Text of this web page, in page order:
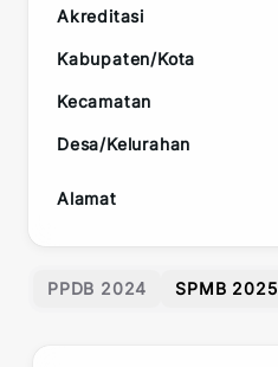
Akreditasi
Kabupaten/Kota
Kecamatan
Desa/Kelurahan
Alamat
PPDB 2024 SPMB 2025